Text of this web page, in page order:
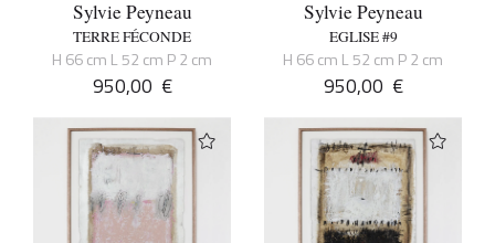
Sylvie Peyneau
TERRE FÉCONDE
H 66 cm L 52 cm P 2 cm
950,00 €
Sylvie Peyneau
EGLISE #9
H 66 cm L 52 cm P 2 cm
950,00 €